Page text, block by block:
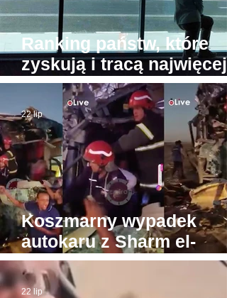
Ranking państw, które
zyskują i tracą najwięcej
turystów. Na przeciwnych
biegunach Egipt i
Koszmarny wypadek
autokaru z Sharm el-
Sheikh do Gizy. Turyści
byli w drodze do Piramid
22 lip
22 lip